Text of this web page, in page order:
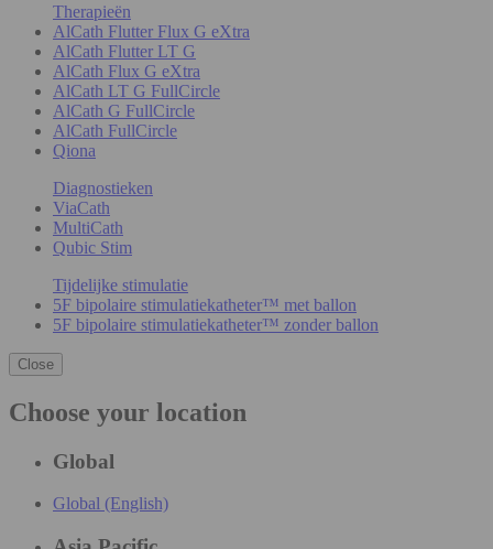
Therapieën
AlCath Flutter Flux G eXtra
AlCath Flutter LT G
AlCath Flux G eXtra
AlCath LT G FullCircle
AlCath G FullCircle
AlCath FullCircle
Qiona
Diagnostieken
ViaCath
MultiCath
Qubic Stim
Tijdelijke stimulatie
5F bipolaire stimulatiekatheter™ met ballon
5F bipolaire stimulatiekatheter™ zonder ballon
Close
Choose your location
Global
Global (English)